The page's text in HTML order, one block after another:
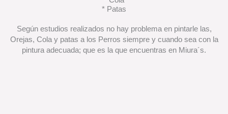
* Patas
Según estudios realizados no hay problema en pintarle las,
Orejas, Cola y patas a los Perros siempre y cuando sea con la
pintura adecuada; que es la que encuentras en Miura´s.